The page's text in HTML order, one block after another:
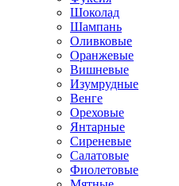
Шоколад
Шампань
Оливковые
Оранжевые
Вишневые
Изумрудные
Венге
Ореховые
Янтарные
Сиреневые
Салатовые
Фиолетовые